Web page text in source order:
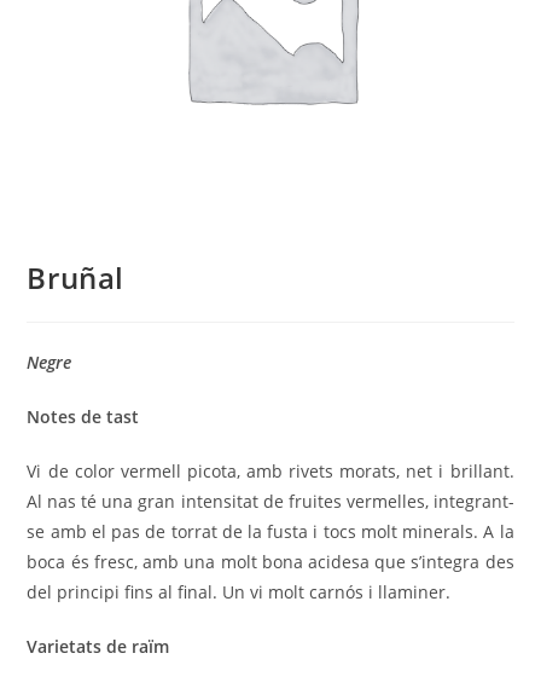
Bruñal
Negre
Notes de tast
Vi de color vermell picota, amb rivets morats, net i brillant.
Al nas té una gran intensitat de fruites vermelles, integrant-
se amb el pas de torrat de la fusta i tocs molt minerals. A la
boca és fresc, amb una molt bona acidesa que s’integra des
del principi fins al final. Un vi molt carnós i llaminer.
Varietats de raïm